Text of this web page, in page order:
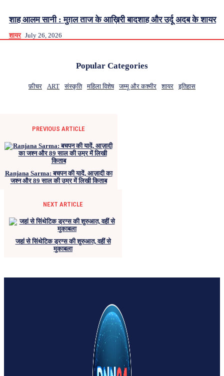
शाह आलम सानी : मुग़ल ताज के आख़िरी बादशाह और उर्दू अदब के शायर
शायर July 26, 2026
Popular Categories
फ़ीचर ART संस्कृति महिला विशेष जम्मू और कश्मीर शायर इतिहास
PREVIOUS ARTICLE
Ranjana Sarma: बचपन की यादें, आज़ादी का
जश्न और 89 साल की उम्र में लिखी किताब
NEXT ARTICLE
जहां से सिंथेटिक ड्रग्स की शुरुआत, वहीं से
मुकाबला